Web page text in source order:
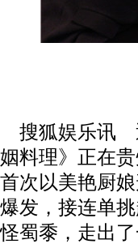
搜狐娱乐讯
姻料理》正在
首次以美艳厨
爆发，接连单
怪蜀黍，走出